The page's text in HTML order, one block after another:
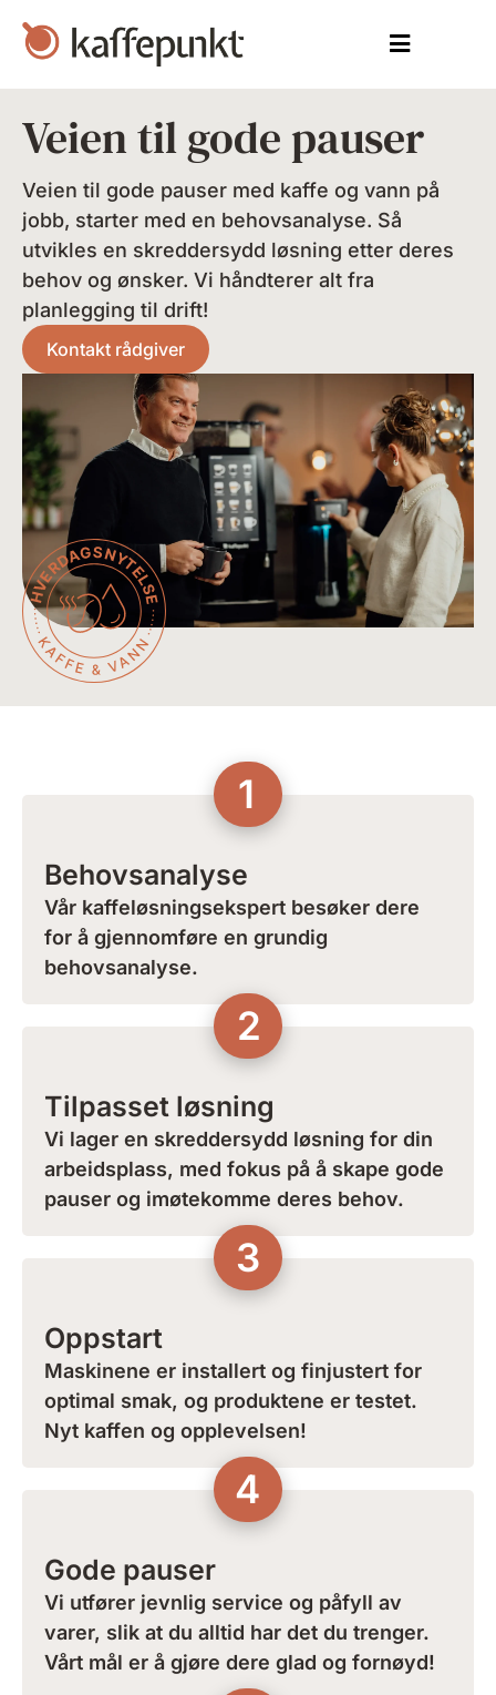
Veien til gode pauser
Veien til gode pauser med kaffe og vann på
jobb, starter med en behovsanalyse. Så
utvikles en skreddersydd løsning etter deres
behov og ønsker. Vi håndterer alt fra
planlegging til drift!
Kontakt rådgiver
1
Behovsanalyse
Vår kaffeløsningsekspert besøker dere
for å gjennomføre en grundig
behovsanalyse.
2
Tilpasset løsning
Vi lager en skreddersydd løsning for din
arbeidsplass, med fokus på å skape gode
pauser og imøtekomme deres behov.
3
Oppstart
Maskinene er installert og finjustert for
optimal smak, og produktene er testet.
Nyt kaffen og opplevelsen!
4
Gode pauser
Vi utfører jevnlig service og påfyll av
varer, slik at du alltid har det du trenger.
Vårt mål er å gjøre dere glad og fornøyd!